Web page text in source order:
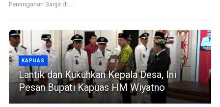
Penanganan Banjir di ...
KAPUAS
Lantik dan Kukuhkan Kepala Desa, Ini
Pesan Bupati Kapuas HM Wiyatno